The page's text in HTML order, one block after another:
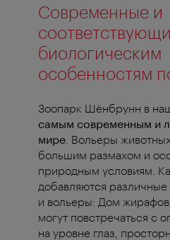
Современные и
биологическим
особенностям
Зоопарк Шёнбрунн в
самым современным и
мире . Вольеры
большим размахом и
природным условиям.
добавляются
и вольеры: Дом
могут повстречаться с
на уровне глаз,